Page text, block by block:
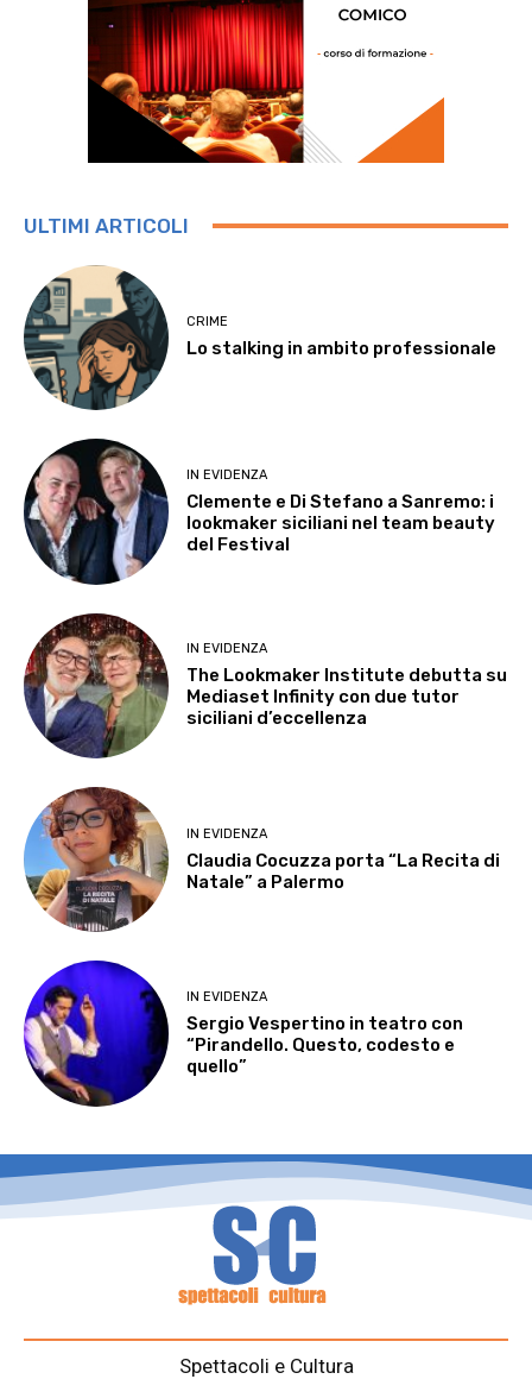
ULTIMI ARTICOLI
CRIME
Lo stalking in ambito professionale
IN EVIDENZA
Clemente e Di Stefano a Sanremo: i
lookmaker siciliani nel team beauty
del Festival
IN EVIDENZA
The Lookmaker Institute debutta su
Mediaset Infinity con due tutor
siciliani d’eccellenza
IN EVIDENZA
Claudia Cocuzza porta “La Recita di
Natale” a Palermo
IN EVIDENZA
Sergio Vespertino in teatro con
“Pirandello. Questo, codesto e
quello”
Spettacoli e Cultura